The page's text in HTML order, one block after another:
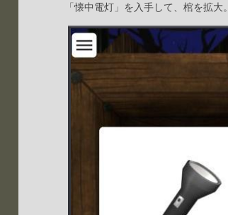
「懐中電灯」を入手して、棺を拡大。